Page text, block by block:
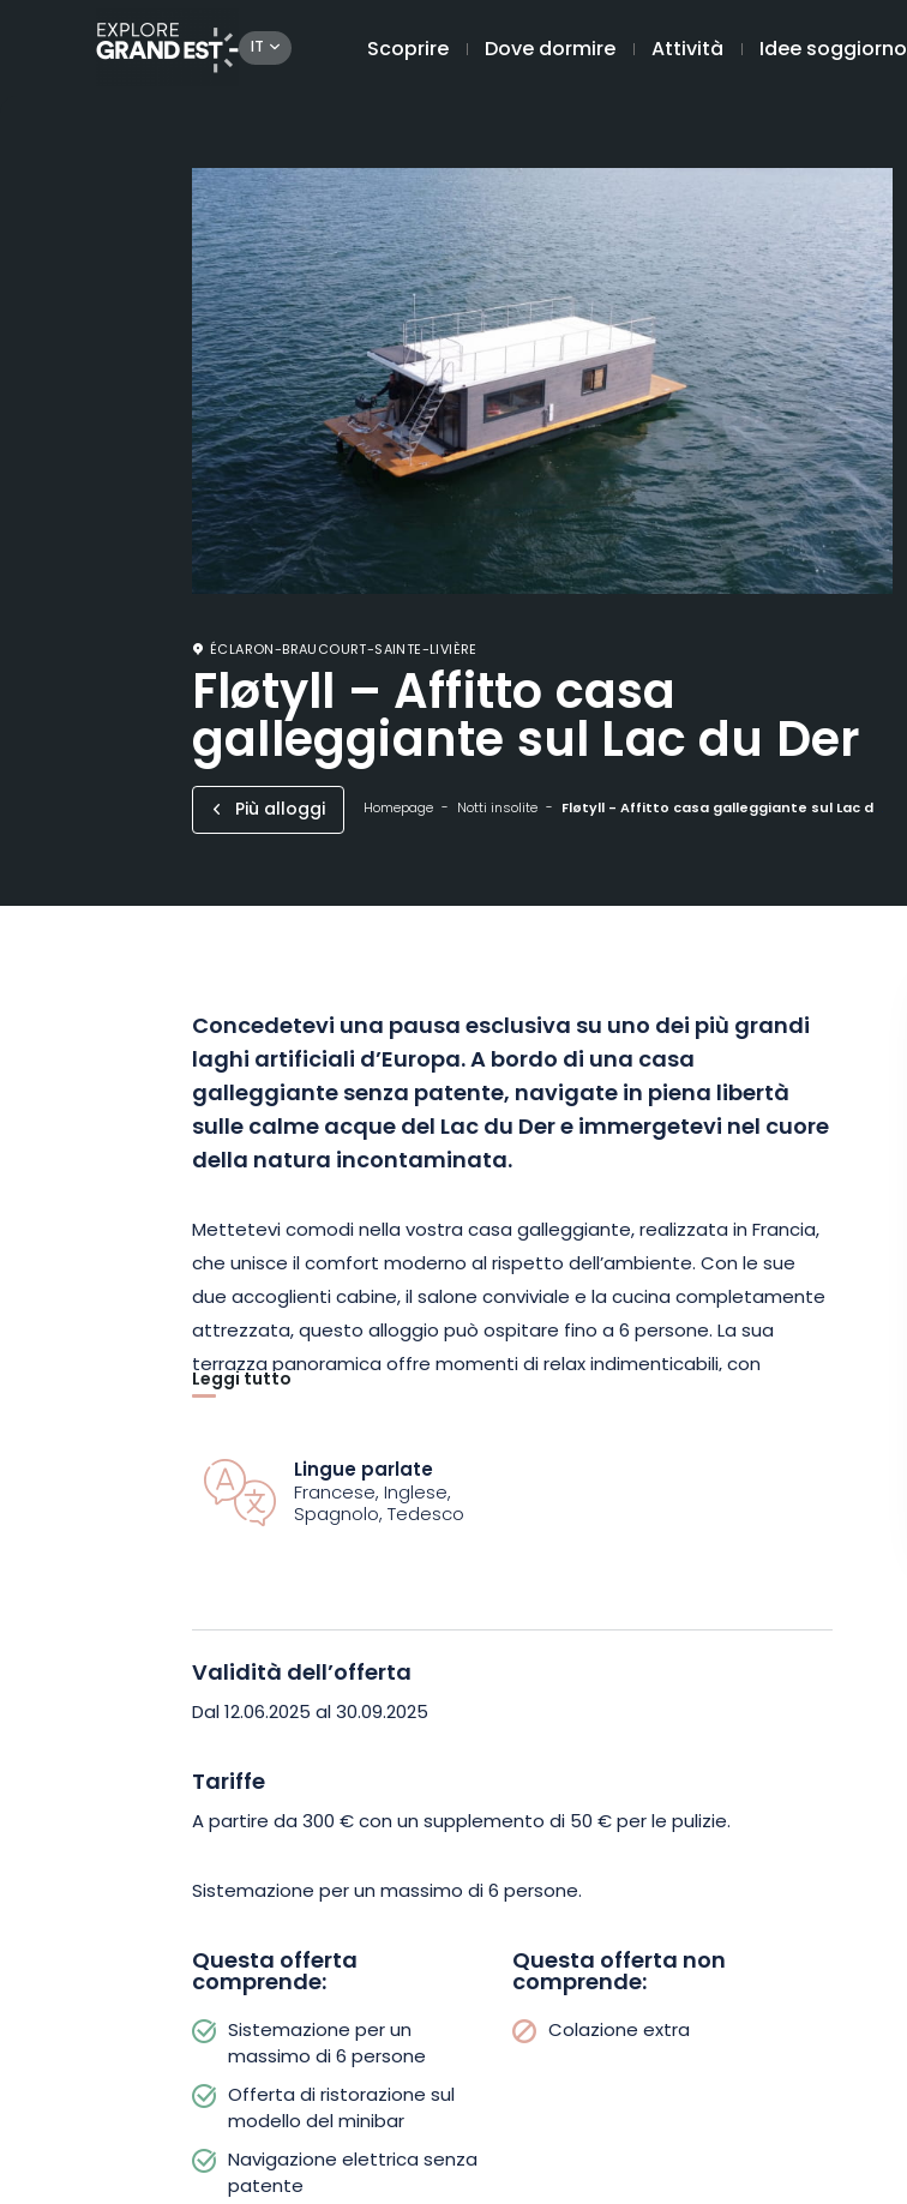
IT Scoprire Dove dormire Attività Idee soggiorno
ÉCLARON-BRAUCOURT-SAINTE-LIVIÈRE
Fløtyll – Affitto casa
galleggiante sul Lac du Der
Più alloggi Homepage Notti insolite Fløtyll - Affitto casa galleggiante sul Lac du Der
Concedetevi una pausa esclusiva su uno dei più grandi
laghi artificiali d’Europa. A bordo di una casa
galleggiante senza patente, navigate in piena libertà
sulle calme acque del Lac du Der e immergetevi nel cuore
della natura incontaminata.
Mettetevi comodi nella vostra casa galleggiante, realizzata in Francia,
che unisce il comfort moderno al rispetto dell’ambiente. Con le sue
due accoglienti cabine, il salone conviviale e la cucina completamente
attrezzata, questo alloggio può ospitare fino a 6 persone. La sua
terrazza panoramica offre momenti di relax indimenticabili, con
tramonti spettacolari.
Sulle rive dell’acqua, scoprite le insenature selvagge, osservate gli
uccelli emblematici del lago e godetevi una nuotata o una battuta di
pesca. Accessibile senza patente, questa esperienza vi invita ad
Cogliete l’occasione per vivere un’avventura sull’acqua. Prenotate
subito la vostra vacanza in houseboat sul Lac du Der e lasciatevi
trasportare dalla magia del luogo!
Leggi tutto
Lingue parlate
Francese, Inglese,
Spagnolo, Tedesco
Validità dell’offerta
Dal 12.06.2025 al 30.09.2025
Tariffe
A partire da 300 € con un supplemento di 50 € per le pulizie.
Sistemazione per un massimo di 6 persone.
Questa offerta
comprende:
Sistemazione per un
massimo di 6 persone
Offerta di ristorazione sul
modello del minibar
Navigazione elettrica senza
patente
Questa offerta non
comprende:
Colazione extra